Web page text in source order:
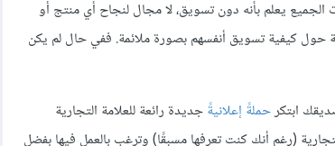
الجميع يعلم بأنه دون تسويق، لا مجال لنجاح أي منتج أو
حول كيفية تسويق أنفسهم بصورة ملائمة. ففي حال لم يكن
ابتكرحملةً إعلانيةًجديدة رائعة للعلامة التجارية
(رغم أنك كنت تعرفها مسبقًا) وترغب بالعمل فيها بفضل